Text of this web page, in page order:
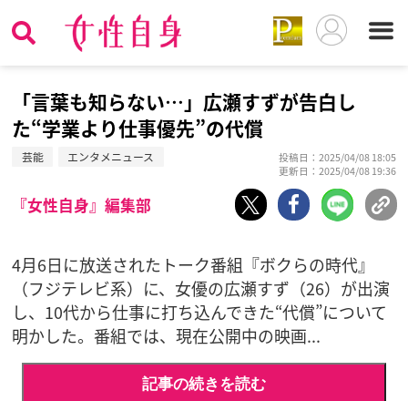
「言葉も知らない…」広瀬すずが告白し
た“学業より仕事優先”の代償
芸能 エンタメニュース
投稿日：2025/04/08 18:05
更新日：2025/04/08 19:36
『女性自身』編集部
4月6日に放送されたトーク番組『ボクらの時代』
（フジテレビ系）に、女優の広瀬すず（26）が出演
し、10代から仕事に打ち込んできた“代償”について
明かした。番組では、現在公開中の映画...
記事の続きを読む